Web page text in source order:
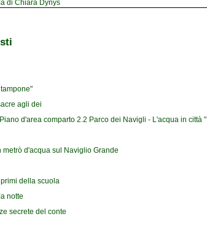
di Chiara Dynys
agli dei
d'area comparto 2.2 Parco dei Navigli - L'acqua in città "
metrò d'acqua sul Naviglio Grande
della scuola
notte
secrete del conte